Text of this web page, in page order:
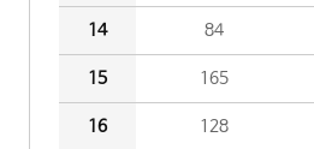
14 84
15 165
16 128